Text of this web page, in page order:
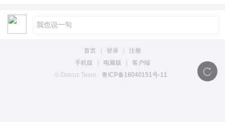
首页 登录
注册
手机版
电脑版
客户端
© Discuz Team.
鲁ICP备18040151号-11